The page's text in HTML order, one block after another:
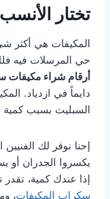
تختار الأنسب
المكيفات هي أكثر
حي المرسلات فيه
أرقام شراء
دايماً في ازدياد.
السبليت بسبب كمية
إحنا نوفر لك
يكسروا الجدران أو
إذا عندك كمية، تقدر
سكراب المكيفات،